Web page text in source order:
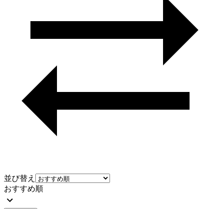
並び替え
おすすめ順